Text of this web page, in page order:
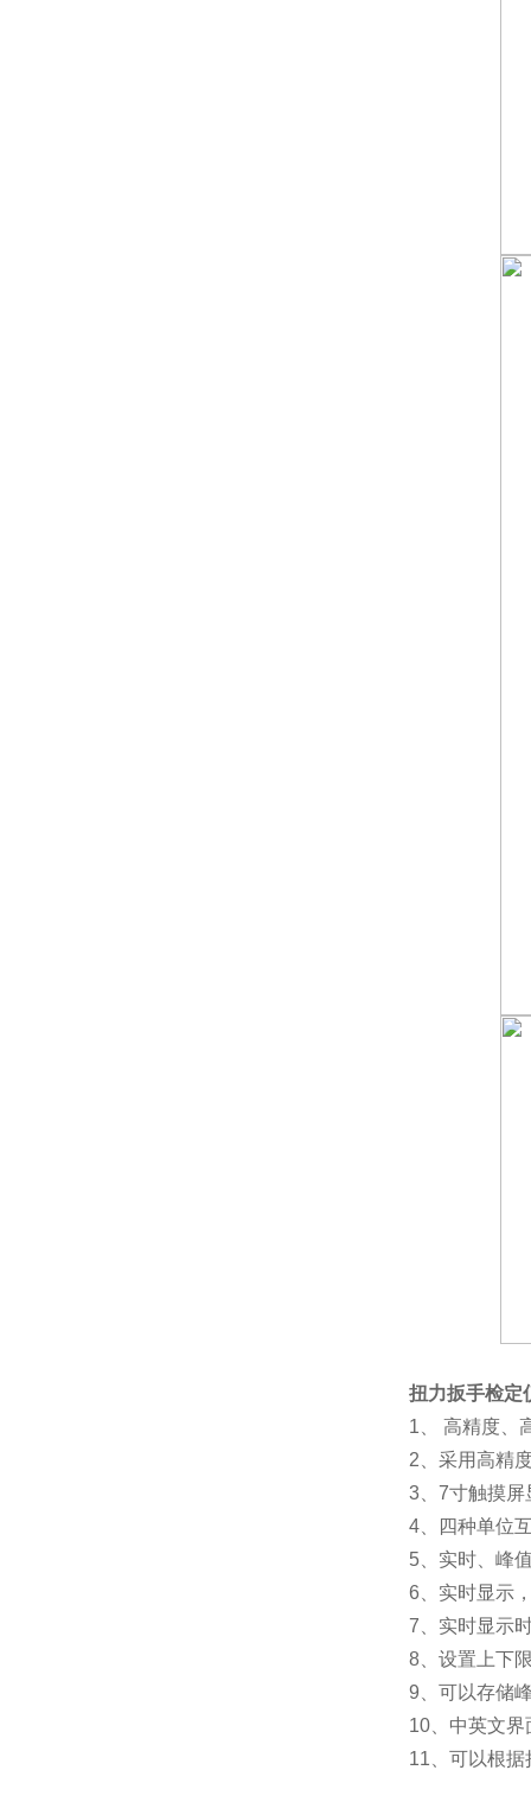
扭力扳手检定
1、 高精度、
2、采用高精
3、7寸触摸屏
4、四种单位
5、实时、峰
6、实时显示
7、实时显示
8、设置上下
9、可以存储
10、中英文
11、可以根